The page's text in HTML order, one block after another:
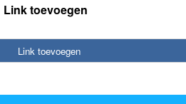
Link toevoegen
Link toevoegen